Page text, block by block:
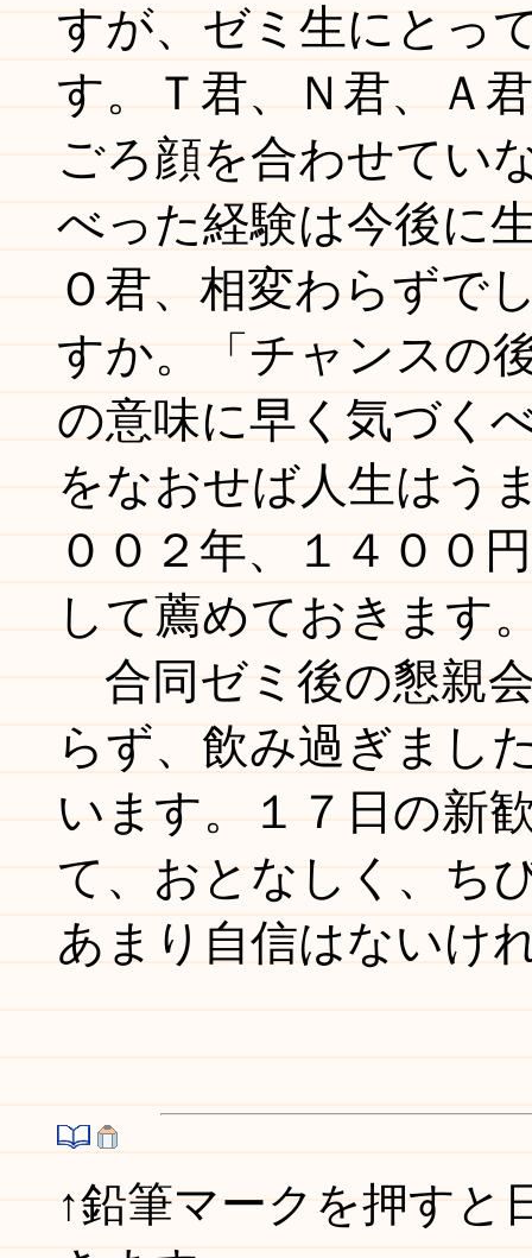
すが、ゼミ生にとっ
す。Ｔ君、Ｎ君、Ａ
ごろ顔を合わせてい
べった経験は今後に
Ｏ君、相変わらずで
すか。「チャンスの
の意味に早く気づく
をなおせば人生はう
００２年、１４００
して薦めておきます
合同ゼミ後の懇親
らず、飲み過ぎまし
います。１７日の新
て、おとなしく、ち
あまり自信はないけ
↑鉛筆マークを押すと